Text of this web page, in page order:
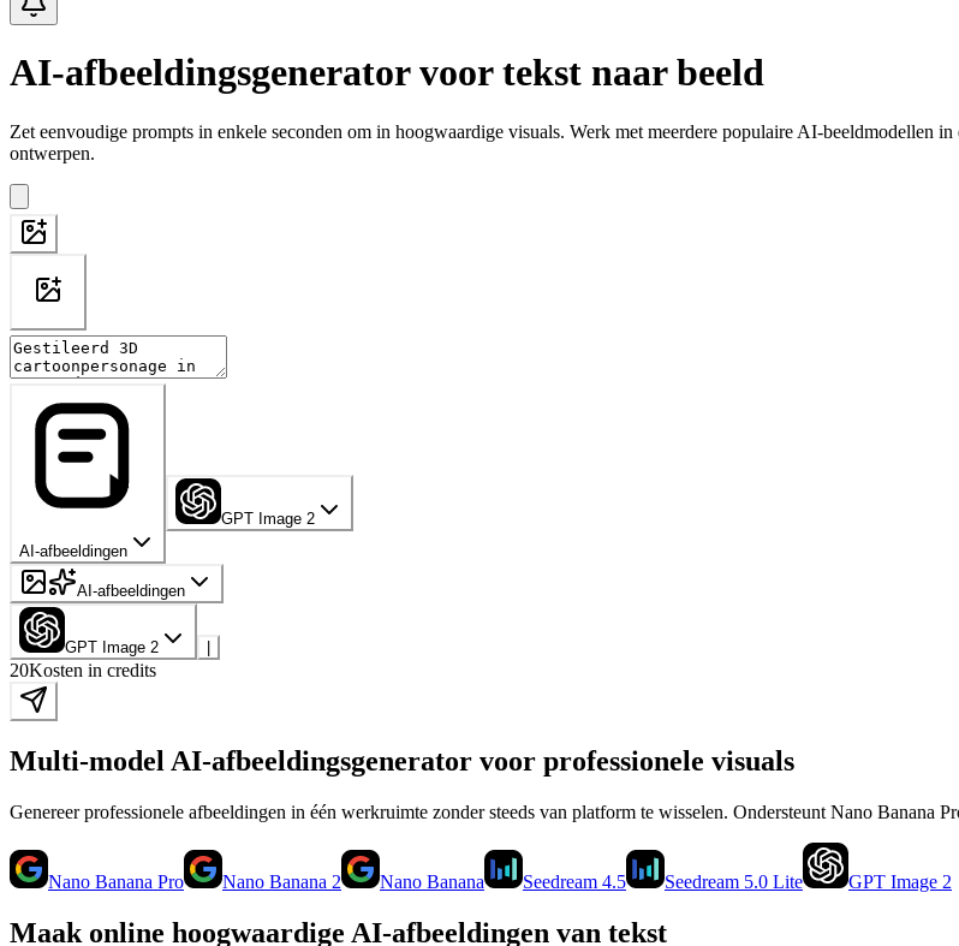
AI-afbeeldingsgenerator voor tekst naar beeld
Zet eenvoudige prompts in enkele seconden om in hoogwaardige visuals. Werk met meerdere populaire AI-beeldmodellen
ontwerpen.
AI-afbeeldingen
GPT Image 2
AI-afbeeldingen
GPT Image 2
20Kosten in credits
Multi-model AI-afbeeldingsgenerator voor professionele visuals
Genereer professionele afbeeldingen in één werkruimte zonder steeds van platform te wisselen. Ondersteunt Nano Banana
Nano Banana Pro Nano Banana 2 Nano Banana Seedream 4.5 Seedream 5.0 Lite GPT Image 2
Maak online hoogwaardige AI-afbeeldingen van tekst